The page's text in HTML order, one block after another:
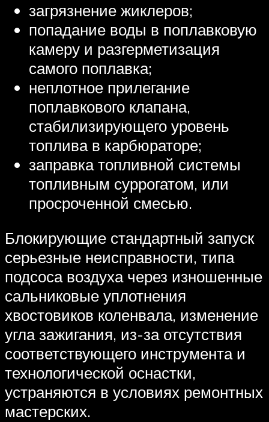
загрязнение жиклеров;
попадание воды в поплавковую
камеру и разгерметизация
самого поплавка;
неплотное прилегание
поплавкового клапана,
стабилизирующего уровень
топлива в карбюраторе;
заправка топливной системы
топливным суррогатом, или
просроченной смесью.
Блокирующие стандартный запуск
серьезные неисправности, типа
подсоса воздуха через изношенные
сальниковые уплотнения
хвостовиков коленвала, изменение
угла зажигания, из-за отсутствия
соответствующего инструмента и
технологической оснастки,
устраняются в условиях ремонтных
мастерских.